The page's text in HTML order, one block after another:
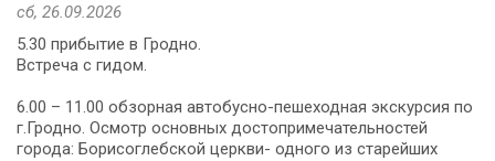
сб, 26.09.2026
5.30 прибытие в Гродно.
Встреча с гидом.
6.00 – 11.00 обзорная автобусно-пешеходная экскурсия по
г.Гродно. Осмотр основных достопримечательностей
города: Борисоглебской церкви- одного из старейших